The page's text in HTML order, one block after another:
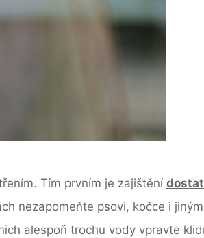
Tím prvním je zajištění
nezapomeňte psovi, kočce i
alespoň trochu vody vpravte